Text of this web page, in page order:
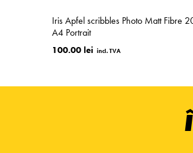
Iris Apfel scribbles Photo Matt Fibre
A4 Portrait
100.00 lei